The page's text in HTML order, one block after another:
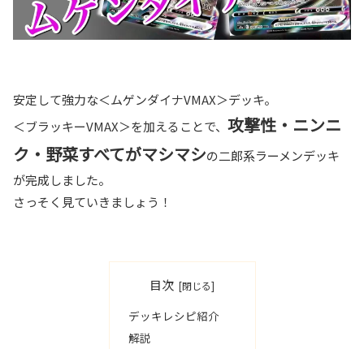
安定して強力な＜ムゲンダイナVMAX＞デッキ。
＜ブラッキーVMAX＞を加えることで、 攻撃性・ニンニ
ク・野菜すべてがマシマシの二郎系ラーメンデッキ
が完成しました。
さっそく見ていきましょう！
目次
デッキレシピ紹介
解説